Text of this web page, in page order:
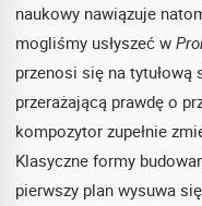
naukowy nawiązuje
mogliśmy usłyszeć w
przenosi się na
przerażającą prawdę o
kompozytor zupełnie
Klasyczne formy
pierwszy plan wysuwa